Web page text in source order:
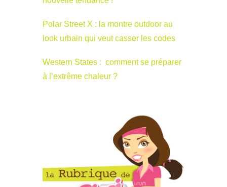
Polar Street X : la montre outdoor au
look urbain qui veut casser les codes
Western States : comment se préparer
à l’extrême chaleur ?